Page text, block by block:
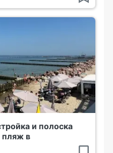
и полоска
пляж в